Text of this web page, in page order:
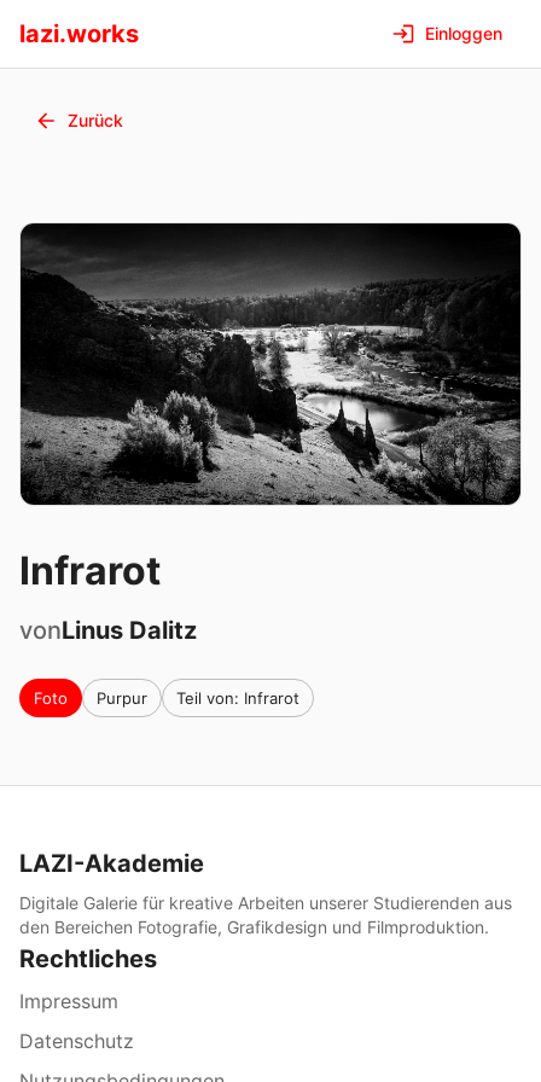
lazi.works Einloggen
Zurück
Infrarot
vonLinus Dalitz
Foto Purpur Teil von: Infrarot
LAZI-Akademie
Digitale Galerie für kreative Arbeiten unserer Studierenden aus
den Bereichen Fotografie, Grafikdesign und Filmproduktion.
Rechtliches
Impressum
Datenschutz